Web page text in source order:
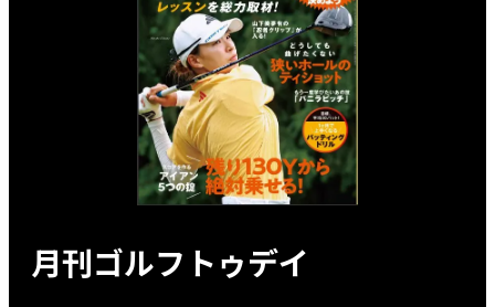
月刊ゴルフトゥデイ